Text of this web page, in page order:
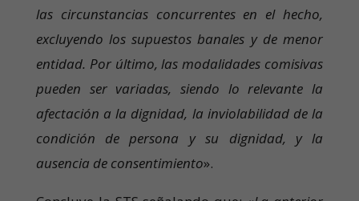
las circunstancias concurrentes en el hecho,
excluyendo los supuestos banales y de menor
entidad. Por último, las modalidades comisivas
pueden ser variadas, siendo lo relevante la
afectación a la dignidad, la inviolabilidad de la
condición de persona y su dignidad, y la
ausencia de consentimiento».